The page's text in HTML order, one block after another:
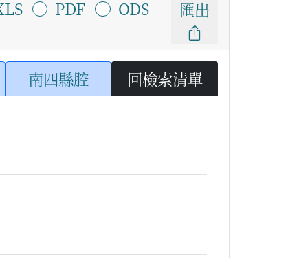
PDF ODS 匯出
南四縣腔 回檢索清單